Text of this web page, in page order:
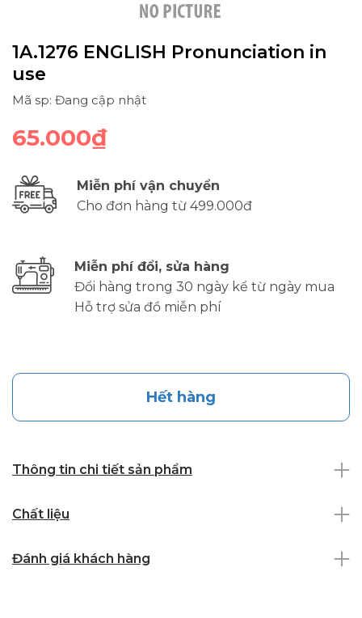
1A.1276 ENGLISH Pronunciation in
use
Mã sp: Đang cập nhật
65.000₫
Miễn phí vận chuyển
Cho đơn hàng từ 499.000đ
Miễn phí đổi, sửa hàng
Đổi hàng trong 30 ngày kể từ ngày mua
Hỗ trợ sửa đồ miễn phí
Hết hàng
Thông tin chi tiết sản phẩm
Chất liệu
Đánh giá khách hàng